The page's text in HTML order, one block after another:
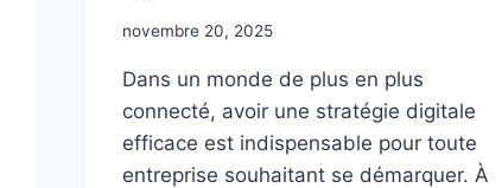
novembre 20, 2025
Dans un monde de plus en plus
connecté, avoir une stratégie digitale
efficace est indispensable pour toute
entreprise souhaitant se démarquer. À